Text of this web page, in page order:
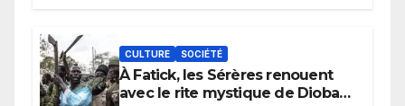
CULTURE SOCIÉTÉ
À Fatick, les Sérères renouent
avec le rite mystique de Diobaye